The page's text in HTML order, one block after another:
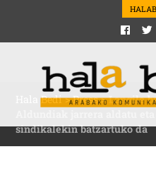
Hala Bedi>Press>Langile
sindikalekin batzartuko da